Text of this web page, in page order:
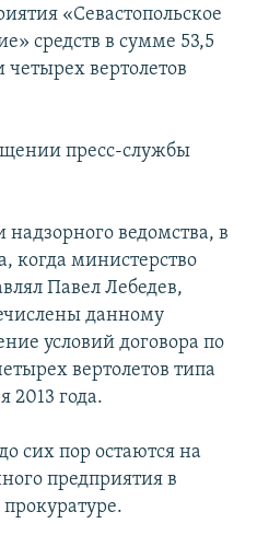
«Севастопольское
средств в сумме 53,5
вертолетов
пресс-службы
ведомства, в
когда министерство
Павел Лебедев,
данному
условий договора по
вертолетов типа
2013 года.
сих пор остаются на
предприятия в